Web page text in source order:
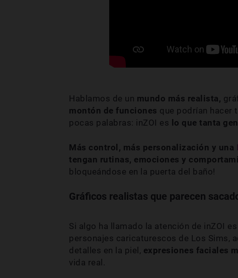
Hablamos de un mundo más realista,
montón de funciones que podrían hacer
pocas palabras: inZOI es lo que tanta
Más control, más personalización y una
tengan rutinas, emociones y
bloqueándose en la puerta del baño!
Gráficos realistas que parecen
Si algo ha llamado la atención de inZOI es
personajes caricaturescos de Los Sims,
detalles en la piel, expresiones faciales
vida real.